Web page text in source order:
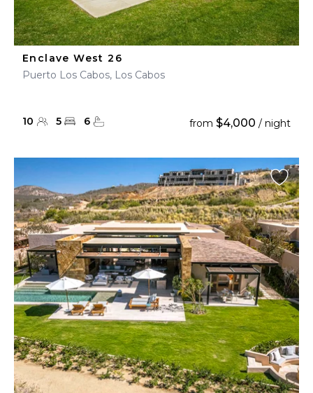
Enclave West 26
Puerto Los Cabos, Los Cabos
10 5 6 from $4,000 / night